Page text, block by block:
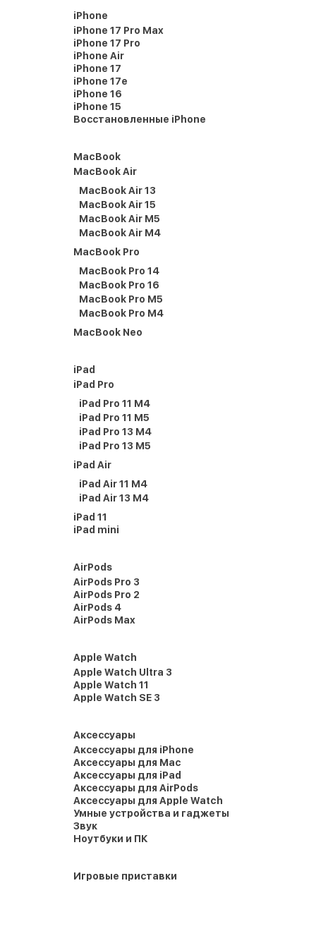
iPhone
iPhone 17 Pro Max
iPhone 17 Pro
iPhone Air
iPhone 17
iPhone 17e
iPhone 16
iPhone 15
Восстановленные iPhone
MacBook
MacBook Air
MacBook Air 13
MacBook Air 15
MacBook Air M5
MacBook Air M4
MacBook Pro
MacBook Pro 14
MacBook Pro 16
MacBook Pro M5
MacBook Pro M4
MacBook Neo
iPad
iPad Pro
iPad Pro 11 M4
iPad Pro 11 M5
iPad Pro 13 M4
iPad Pro 13 M5
iPad Air
iPad Air 11 M4
iPad Air 13 M4
iPad 11
iPad mini
AirPods
AirPods Pro 3
AirPods Pro 2
AirPods 4
AirPods Max
Apple Watch
Apple Watch Ultra 3
Apple Watch 11
Apple Watch SE 3
Аксессуары
Аксессуары для iPhone
Аксессуары для Mac
Аксессуары для iPad
Аксессуары для AirPods
Аксессуары для Apple Watch
Умные устройства и гаджеты
Звук
Ноутбуки и ПК
Игровые приставки